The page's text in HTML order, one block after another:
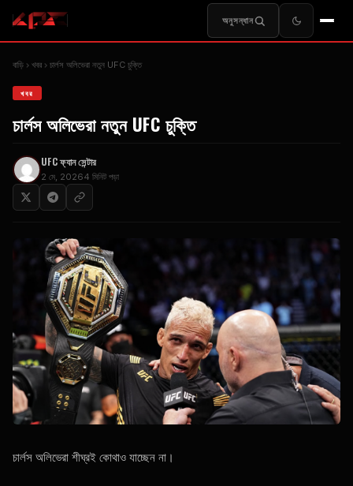
অনুসন্ধান
বাড়ি খবর চার্লস অলিভেরা নতুন UFC চুক্তি
খবর
চার্লস অলিভেরা নতুন UFC চুক্তি
UFCফ্যান সেন্টার
2 মে, 20264 মিনিট পড়া
চার্লস অলিভেরা শীঘ্রই কোথাও যাচ্ছেন না।